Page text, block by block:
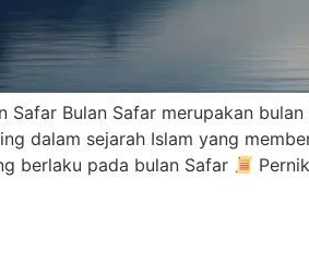
Safar Bulan Safar merupakan
dalam sejarah Islam yang
berlaku pada bulan Safar